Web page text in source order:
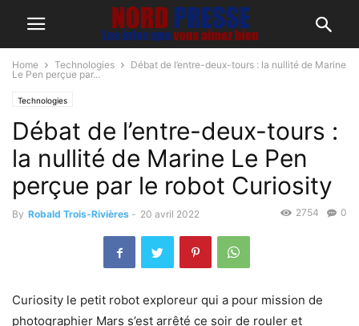
Home Technologies
Débat de l’entre-deux-tours : la nullité de Marine
Le Pen perçue par...
Technologies
Débat de l’entre-deux-tours :
la nullité de Marine Le Pen
perçue par le robot Curiosity
By Robald Trois-Rivières - 20 avril 2022 0
2754
Curiosity le petit robot exploreur qui a pour mission de
photographier Mars s’est arrêté ce soir de rouler et